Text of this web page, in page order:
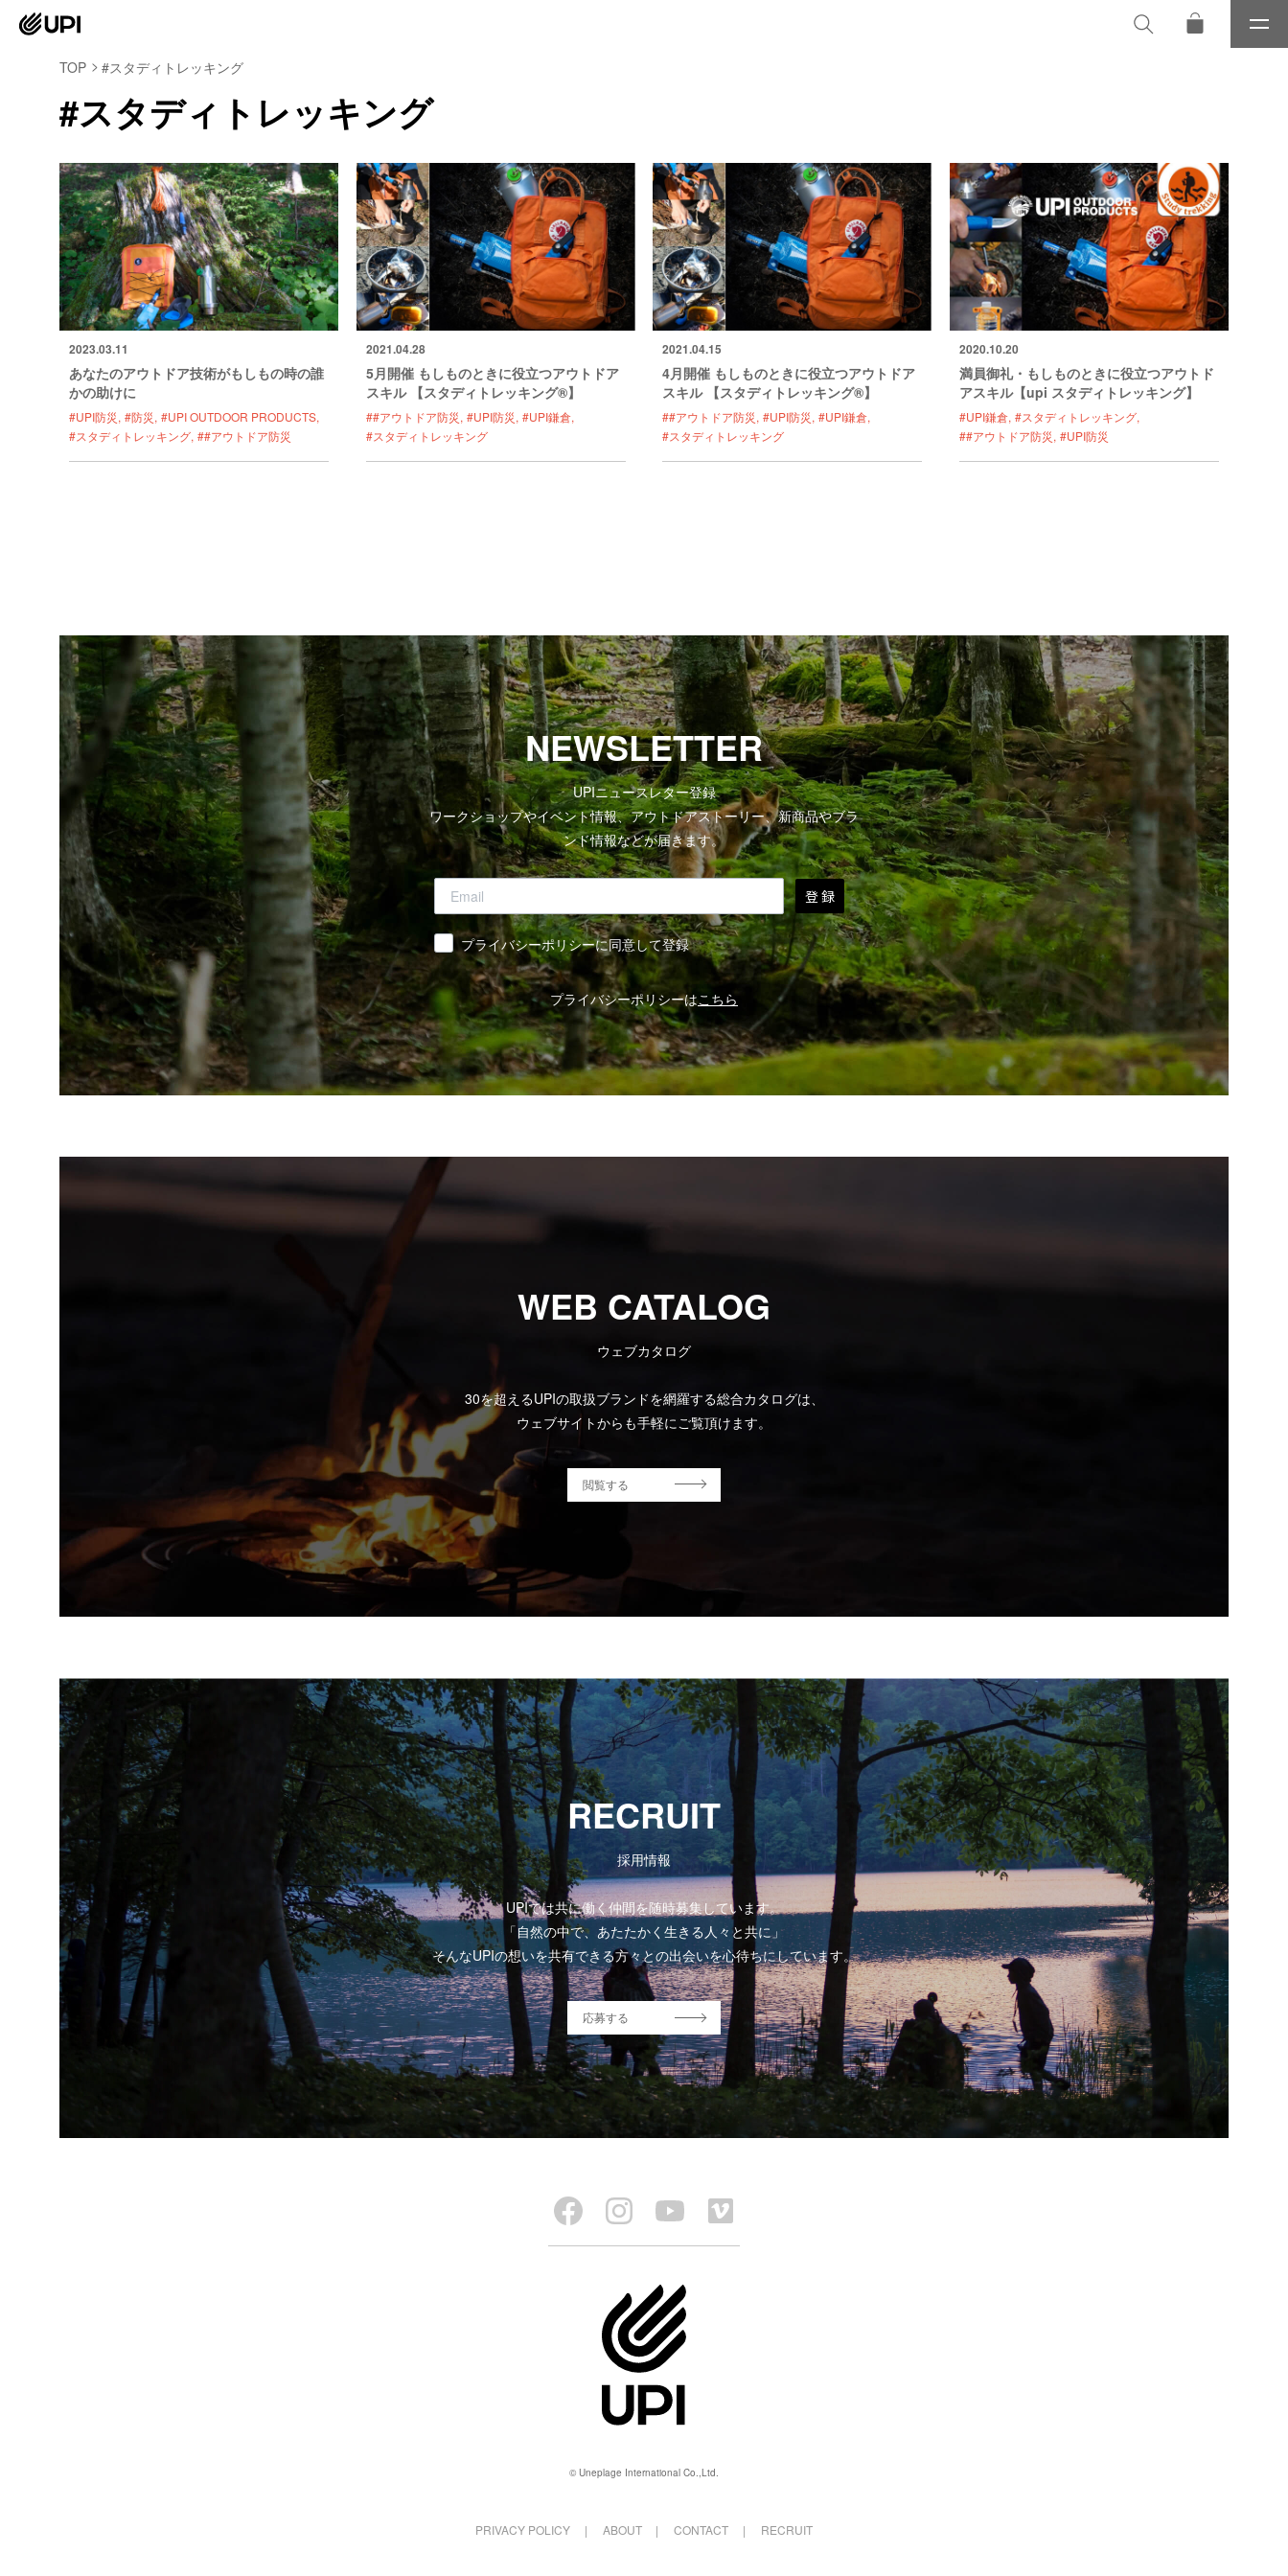
メ
ニ
TOP #スタディトレッキング
#スタディトレッキング
2023.03.11
あなたのアウトドア技術がもしもの時の誰
かの助けに
#UPI防災 #防災 #UPI OUTDOOR PRODUCTS
#スタディトレッキング ##アウトドア防災
2021.04.28
5月開催 もしものときに役立つアウトドア
スキル 【スタディトレッキング®】
##アウトドア防災 #UPI防災 #UPI鎌倉
#スタディトレッキング
2021.04.15
4月開催 もしものときに役立つアウトドア
スキル 【スタディトレッキング®】
##アウトドア防災 #UPI防災 #UPI鎌倉
#スタディトレッキング
2020.10.20
満員御礼・もしものときに役立つアウトド
アスキル【upi スタディトレッキング】
#UPI鎌倉 #スタディトレッキング
##アウトドア防災 #UPI防災
NEWSLETTER
UPIニュースレター登録
ワークショップやイベント情報、アウトドアストーリー、新商品やブラ
ンド情報などが届きます。
登 録
同意プライバシーポリシーに同意して登録
プライバシーポリシーはこちら
WEB CATALOG
ウェブカタログ
30を超えるUPIの取扱ブランドを網羅する総合カタログは、
ウェブサイトからも手軽にご覧頂けます。
閲覧する
RECRUIT
採用情報
UPIでは共に働く仲間を随時募集しています。
「自然の中で、あたたかく生きる人々と共に」
そんなUPIの想いを共有できる方々との出会いを心待ちにしています。
応募する
© Uneplage International Co.,Ltd.
PRIVACY POLICY ABOUT CONTACT RECRUIT